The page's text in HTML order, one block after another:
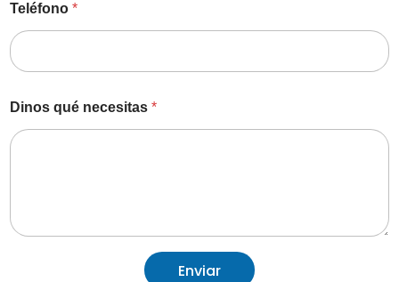
Teléfono *
Dinos qué necesitas *
Enviar